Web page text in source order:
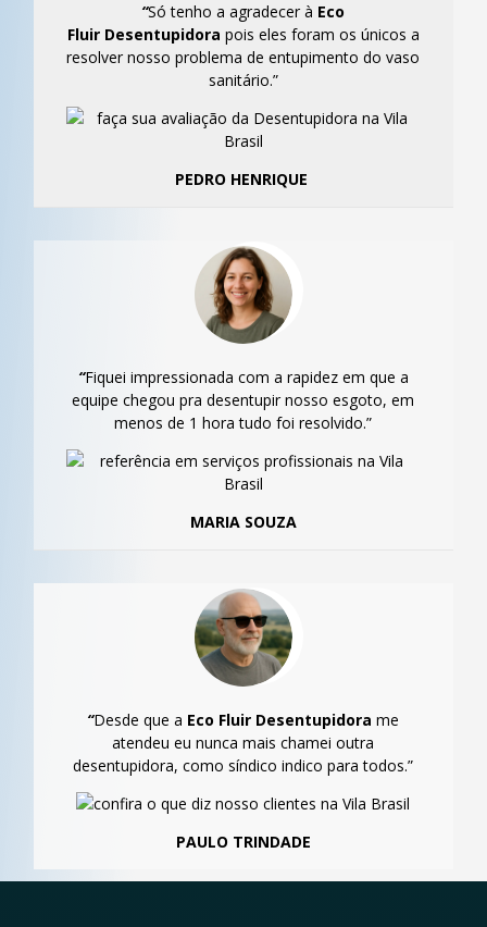
“Só tenho a agradecer à Eco
FluirDesentupidora pois eles foram os únicos a
resolver nosso problema de entupimento do vaso
sanitário.”
PEDRO HENRIQUE
“Fiquei impressionada com a rapidez em que a
equipe chegou pra desentupir nosso esgoto, em
menos de 1 hora tudo foi resolvido.”
MARIA SOUZA
“Desde que a Eco Fluir Desentupidora me
atendeu eu nunca mais chamei outra
desentupidora, como síndico indico para todos.”
PAULO TRINDADE